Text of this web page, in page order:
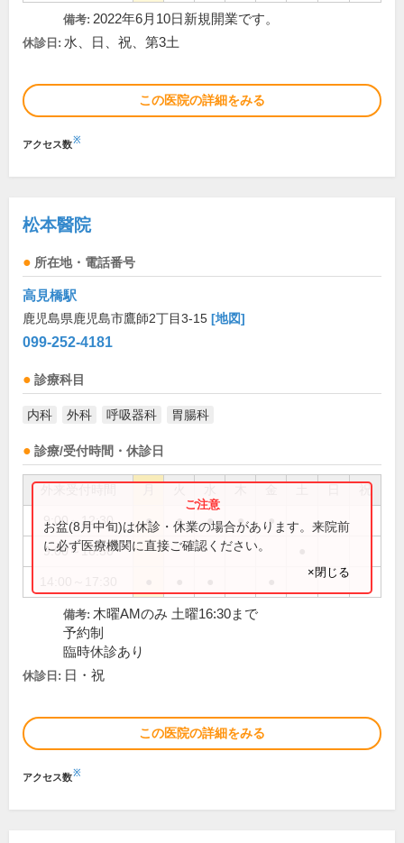
備考: 2022年6月10日新規開業です。
休診日: 水、日、祝、第3土
この医院の詳細をみる
アクセス数※
松本醫院
所在地・電話番号
高見橋駅
鹿児島県鹿児島市鷹師2丁目3-15 [地図]
099-252-4181
診療科目
内科 外科 呼吸器科 胃腸科
診療/受付時間・休診日
祝
9:00～12:30 ● ● ● ● ●
9:00～16:30
お盆(8月中旬)は休診・休業の場合があります。来院前
に必ず医療機関に直接ご確認ください。
×閉じる
備考: 木曜AMのみ 土曜16:30まで
予約制
臨時休診あり
休診日: 日・祝
この医院の詳細をみる
アクセス数※